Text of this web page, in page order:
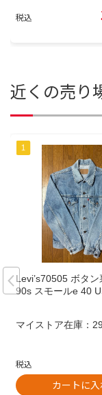
税込
近くの売り
Levi’s70505 ボタ
90s スモールe 40
マイストア在庫： 29
税込
カートに入